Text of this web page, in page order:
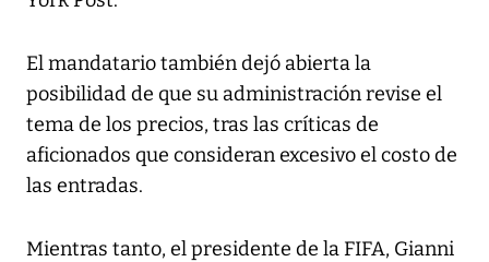
El mandatario también dejó abierta la
posibilidad de que su administración revise el
tema de los precios, tras las críticas de
aficionados que consideran excesivo el costo de
las entradas.
Mientras tanto, el presidente de la FIFA, Gianni